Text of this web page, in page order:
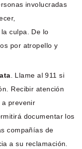
involucradas
culpa. De lo
por atropello y
. Llame al 911 si
Recibir atención
a prevenir
documentar los
compañías de
a su reclamación.